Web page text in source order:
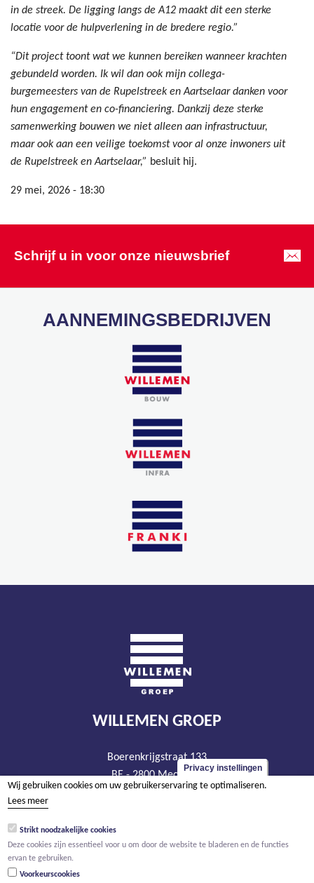
in de streek. De ligging langs de A12 maakt dit een sterke
locatie voor de hulpverlening in de bredere regio.”
“Dit project toont wat we kunnen bereiken wanneer krachten
gebundeld worden. Ik wil dan ook mijn collega-
burgemeesters van de Rupelstreek en Aartselaar danken voor
hun engagement en co-financiering. Dankzij deze sterke
samenwerking bouwen we niet alleen aan infrastructuur,
maar ook aan een veilige toekomst voor al onze inwoners uit
de Rupelstreek en Aartselaar,” besluit hij.
29 mei, 2026 - 18:30
Schrijf u in voor onze nieuwsbrief
AANNEMINGSBEDRIJVEN
WILLEMEN GROEP
Boerenkrijgstraat 133
BE - 2800 Mechelen
tel +32 15 569 965
BTW BE 0466.256.432
Privacy instellingen
Wij gebruiken cookies om uw gebruikerservaring te optimaliseren.
Lees meer
Strikt noodzakelijke cookies
Deze cookies zijn essentieel voor u om door de website te bladeren en de functies
ervan te gebruiken.
Voorkeurscookies